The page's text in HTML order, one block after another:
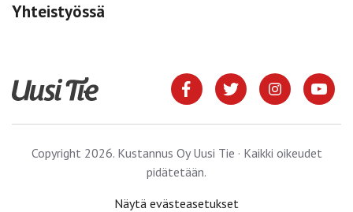
Yhteistyössä
Copyright 2026. Kustannus Oy Uusi Tie · Kaikki oikeudet
pidätetään.
Näytä evästeasetukset